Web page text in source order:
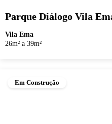
Parque Diálogo Vila
Vila Ema
26m² a 39m²
Em Construção